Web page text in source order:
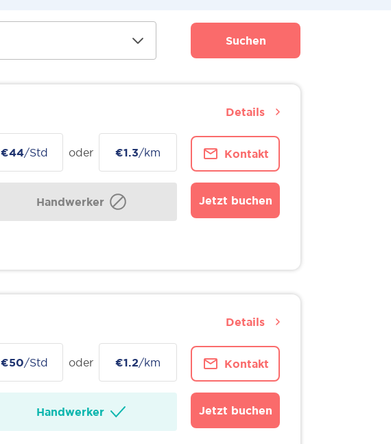
Suchen
€44/Std oder €1.3/km
Handwerker
Kontakt
Jetzt buchen
Details
€50/Std oder €1.2/km
Handwerker
Kontakt
Jetzt buchen
Details